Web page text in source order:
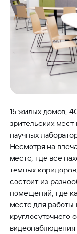
15 жилых домов,
зрительских мест
научных
Несмотря на
место, где все
темных
состоит из
помещений, где
место для работы
круглосуточного
видеонаблюдения